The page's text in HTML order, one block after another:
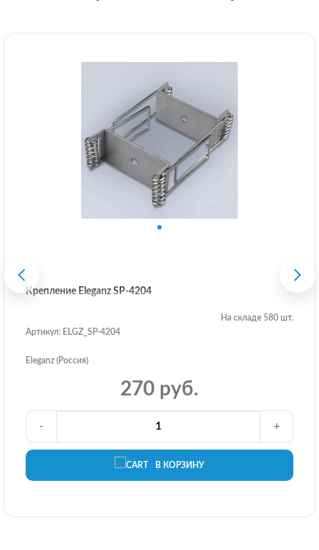
Крепление Eleganz SP-4204
На складе 580 шт.
Артикул: ELGZ_SP-4204
Eleganz (Россия)
270 руб.
В КОРЗИНУ
- +